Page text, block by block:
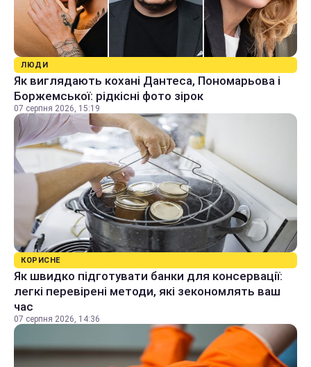
ЛЮДИ
Як виглядають кохані Дантеса, Пономарьова і
Боржемської: рідкісні фото зірок
07 серпня 2026, 15:19
КОРИСНЕ
Як швидко підготувати банки для консервації:
легкі перевірені методи, які зекономлять ваш
час
07 серпня 2026, 14:36